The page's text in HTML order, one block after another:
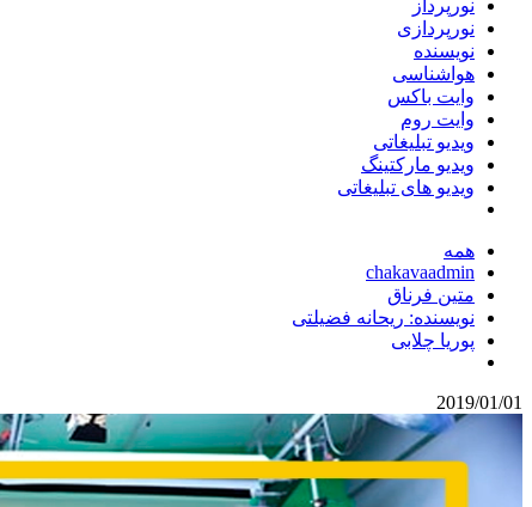
نورپرداز
نورپردازی
نویسنده
هواشناسی
وایت باکس
وایت روم
ویدیو تبلیغاتی
ویدیو مارکتینگ
ویدیو های تبلیغاتی
همه
chakavaadmin
متین فرناق
نویسنده: ریحانه فضیلتی
پوریا چلابی
2019/01/01